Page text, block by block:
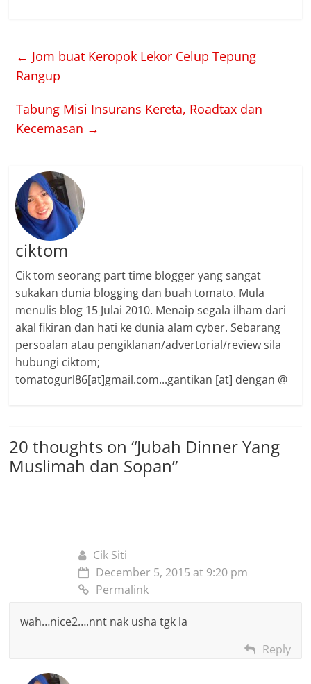
← Jom buat Keropok Lekor Celup Tepung
Rangup
Tabung Misi Insurans Kereta, Roadtax dan
Kecemasan →
ciktom
Cik tom seorang part time blogger yang sangat
sukakan dunia blogging dan buah tomato. Mula
menulis blog 15 Julai 2010. Menaip segala ilham dari
akal fikiran dan hati ke dunia alam cyber. Sebarang
persoalan atau pengiklanan/advertorial/review sila
hubungi ciktom;
tomatogurl86[at]gmail.com...gantikan [at] dengan @
20 thoughts on “Jubah Dinner Yang
Muslimah dan Sopan”
Cik Siti
December 5, 2015 at 9:20 pm
Permalink
wah…nice2….nnt nak usha tgk la
Reply